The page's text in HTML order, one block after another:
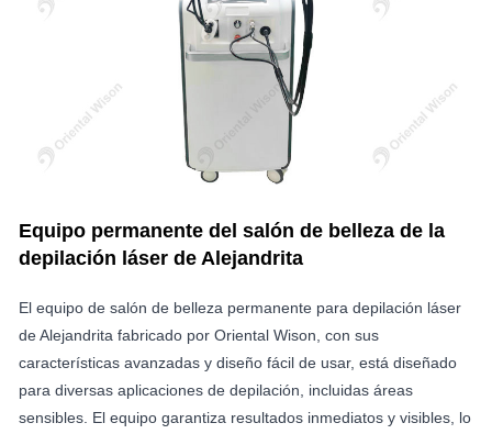
Equipo permanente del salón de belleza de la
depilación láser de Alejandrita
El equipo de salón de belleza permanente para depilación láser
de Alejandrita fabricado por Oriental Wison, con sus
características avanzadas y diseño fácil de usar, está diseñado
para diversas aplicaciones de depilación, incluidas áreas
sensibles. El equipo garantiza resultados inmediatos y visibles, lo